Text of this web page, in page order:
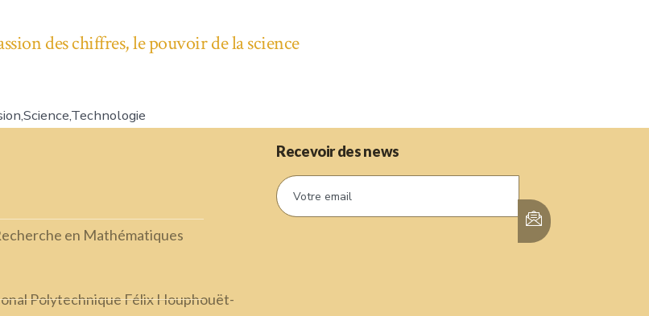
des chiffres, le pouvoir de la science
en Mathématiques
Polytechnique Félix Houphouët-
Recevoir des news